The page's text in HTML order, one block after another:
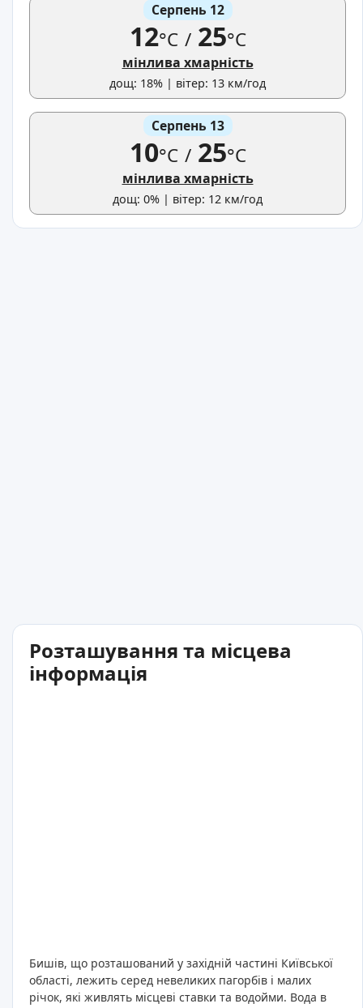
Серпень 12
12°C /25°C
мінлива хмарність
дощ: 18% | вітер: 13 км/год
Серпень 13
10°C /25°C
мінлива хмарність
дощ: 0% | вітер: 12 км/год
Розташування та місцева
інформація
Бишів, що розташований у західній частині Київської
області, лежить серед невеликих пагорбів і малих
річок, які живлять місцеві ставки та водойми. Вода в